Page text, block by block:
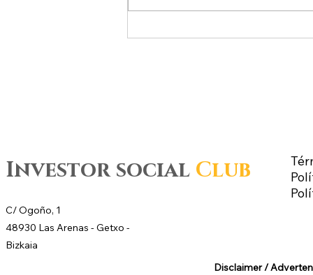
Investor social Club
C/ Ogoño, 1
48930 Las Arenas - Getxo -
Bizkaia
Disclaimer /